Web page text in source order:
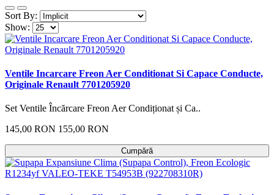
Sort By:
Show:
Ventile Incarcare Freon Aer Conditionat Si Capace Conducte,
Originale Renault 7701205920
Set Ventile Încărcare Freon Aer Condiționat și Ca..
145,00 RON 155,00 RON
Cumpără